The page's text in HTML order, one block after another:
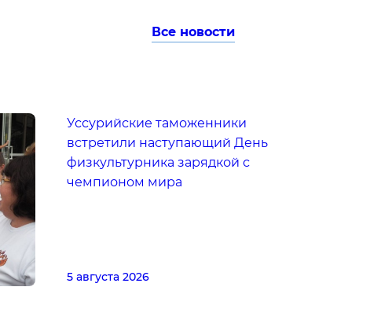
Все новости
Уссурийские таможенники
встретили наступающий День
физкультурника зарядкой с
чемпионом мира
5 августа 2026